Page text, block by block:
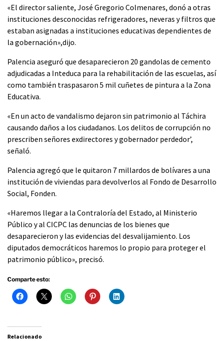
«El director saliente, José Gregorio Colmenares, donó a otras
instituciones desconocidas refrigeradores, neveras y filtros que
estaban asignadas a instituciones educativas dependientes de
la gobernación»,dijo.
Palencia aseguró que desaparecieron 20 gandolas de cemento
adjudicadas a Inteduca para la rehabilitación de las escuelas, así
como también traspasaron 5 mil cuñetes de pintura a la Zona
Educativa.
«En un acto de vandalismo dejaron sin patrimonio al Táchira
causando daños a los ciudadanos. Los delitos de corrupción no
prescriben señores exdirectores y gobernador perdedor’,
señaló.
Palencia agregó que le quitaron 7 millardos de bolívares a una
institución de viviendas para devolverlos al Fondo de Desarrollo
Social, Fonden.
«Haremos llegar a la Contraloría del Estado, al Ministerio
Público y al CICPC las denuncias de los bienes que
desaparecieron y las evidencias del desvalijamiento. Los
diputados democráticos haremos lo propio para proteger el
patrimonio público», precisó.
Comparte esto:
Relacionado